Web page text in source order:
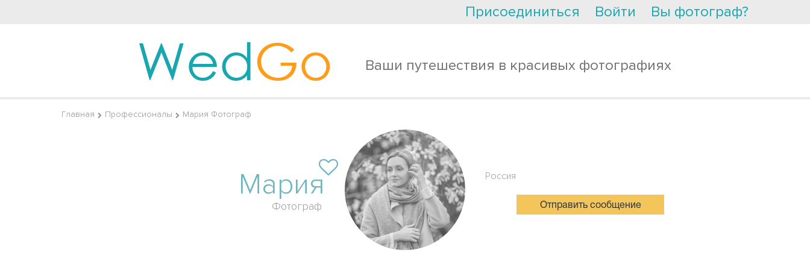
Присоединиться Войти Вы фотограф?
WedGo Ваши путешествия в красивых фотографиях
Главная Профессионалы Мария Фотограф
Мария
Фотограф
Россия
Отправить сообщение